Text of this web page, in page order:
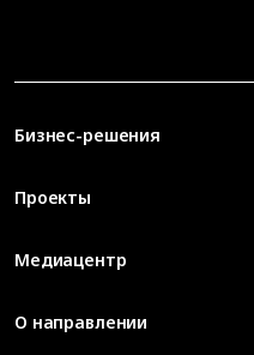
Бизнес-решения
Проекты
Медиацентр
О направлении